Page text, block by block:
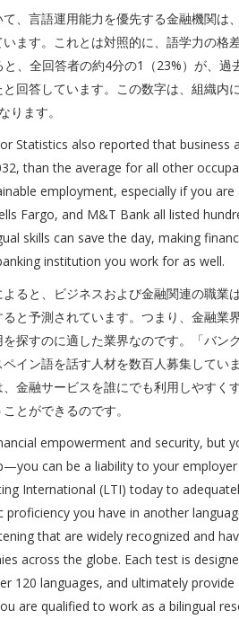
、言語運用能力を優先する金融機関は
ます。これとは対照的に、語学力の格
、全回答者の約4分の1（23%）が、
回答しています。この数字は、組織内
ります。
Statistics also reported that
than the average for all other
employment, especially if you
Fargo, and M&T Bank all listed
skills can save the day, making
institution you work for as well.
ると、ビジネスおよび金融関連の職
と予測されています。つまり、金融
探すのに適した業界なのです。「バ
イン語を話す人材を数百人募集して
金融サービスを誰にでも利用しやすく
とができるのです。
empowerment and security, but
can be a liability to your
International (LTI) today to
you have in another
that are widely recognized and
across the globe. Each test is
120 languages, and ultimately
are qualified to work as a bilingual